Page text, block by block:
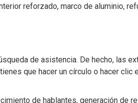
reforzado, marco de aluminio,
de asistencia. De hecho, las
que hacer un círculo o hacer clic
de hablantes, generación de